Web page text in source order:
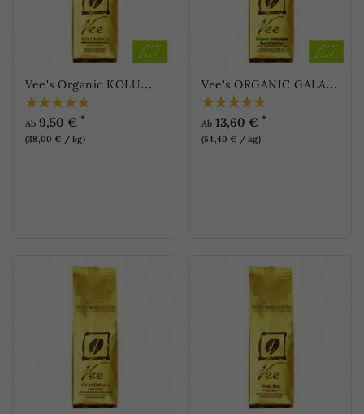
V
ee's Organic KOLUMBIEN - Entkoffeiniert
Ab 9,50 € *
(38,00 € / kg)
V
ee's ORGANIC GALAPAGOS - San Cristóbal
Ab 13,60 € *
(54,40 € / kg)